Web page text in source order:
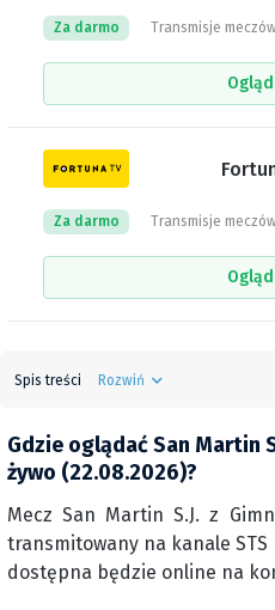
Transmisje
Za darmo
Transmisje
Za darmo
Spis treści Rozwiń
Gdzie oglądać San Martin
żywo (22.08.2026)?
Mecz San Martin S.J. z
transmitowany na kanale STS
dostępna będzie online na